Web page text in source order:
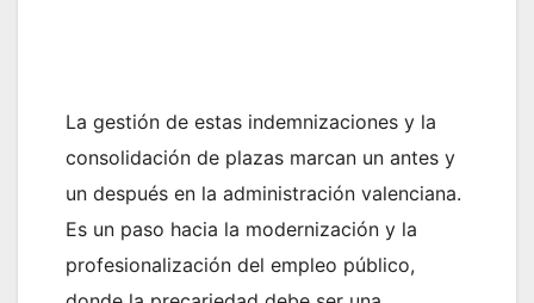
La gestión de estas indemnizaciones y la
consolidación de plazas marcan un antes y
un después en la administración valenciana.
Es un paso hacia la modernización y la
profesionalización del empleo público,